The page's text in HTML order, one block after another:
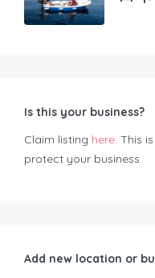
Is this your business?
Claim listing here. This
protect your business.
Add new location or